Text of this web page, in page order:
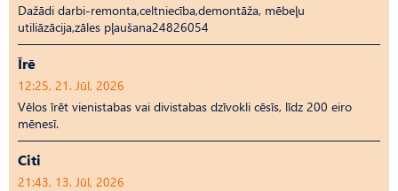
Dažādi darbi-remonta,celtniecība,demontāža, mēbeļu
utiliāzācija,zāles pļaušana24826054
Īrē
12:25, 21. Jūl, 2026
Vēlos īrēt vienistabas vai divistabas dzīvokli cēsīs, līdz 200 eiro
mēnesī.
Citi
21:43, 13. Jūl, 2026